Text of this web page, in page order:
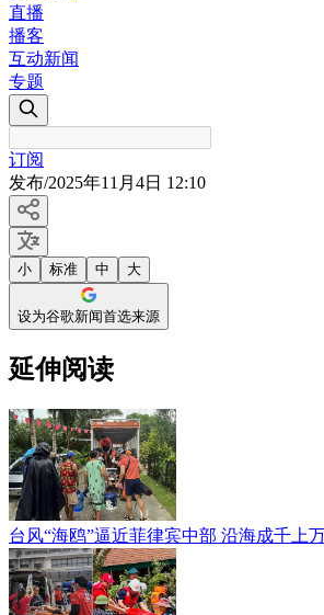
直播
播客
互动新闻
专题
订阅
发布/2025年11月4日 12:10
小 标准 中 大
设为谷歌新闻首选来源
延伸阅读
台风“海鸥”逼近菲律宾中部 沿海成千上